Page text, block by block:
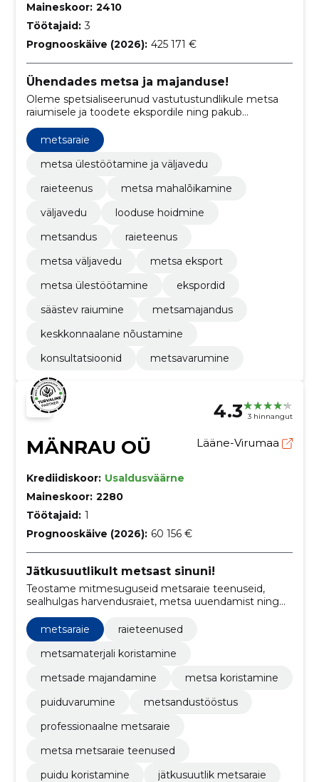
Maineskoor: 2410
Töötajaid: 3
Prognooskäive (2026): 425 171 €
Ühendades metsa ja majanduse!
Oleme spetsialiseerunud vastutustundlikule metsa
raiumisele ja toodete ekspordile ning pakub
finantsteenuseid.
metsaraie
metsa ülestöötamine ja väljavedu
raieteenus
metsa mahalõikamine
väljavedu
looduse hoidmine
metsandus
raieteenus
metsa väljavedu
metsa eksport
metsa ülestöötamine
ekspordid
säästev raiumine
metsamajandus
keskkonnaalane nõustamine
konsultatsioonid
metsavarumine
4.3 3 hinnangut
MÄNRAU OÜ Lääne-Virumaa
Krediidiskoor: Usaldusväärne
Maineskoor: 2280
Töötajaid: 1
Prognooskäive (2026): 60 156 €
Jätkusuutlikult metsast sinuni!
Teostame mitmesuguseid metsaraie teenuseid,
sealhulgas harvendusraiet, metsa uuendamist ning
metsamaterjali koristamist, tagades sellega mitte
ainult puidu jätkusuutliku kasutamise, vaid ka
ökosüsteemi terviklikkuse säilimise.
metsaraie
raieteenused
metsamaterjali koristamine
metsade majandamine
metsa koristamine
puiduvarumine
metsandustööstus
professionaalne metsaraie
metsa metsaraie teenused
puidu koristamine
jätkusuutlik metsaraie